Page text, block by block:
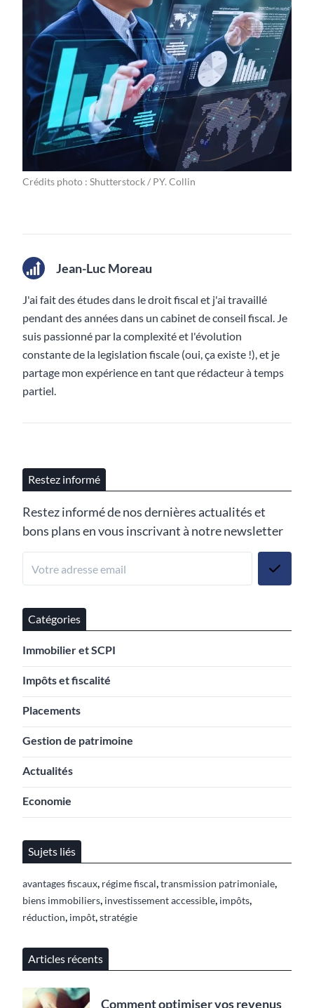
Crédits photo : Shutterstock / PY. Collin
Jean-Luc Moreau
J'ai fait des études dans le droit fiscal et j'ai travaillé
pendant des années dans un cabinet de conseil fiscal. Je
suis passionné par la complexité et l'évolution
constante de la legislation fiscale (oui, ça existe !), et je
partage mon expérience en tant que rédacteur à temps
partiel.
Restez informé
Restez informé de nos dernières actualités et
bons plans en vous inscrivant à notre newsletter
Catégories
Immobilier et SCPI
Impôts et fiscalité
Placements
Gestion de patrimoine
Actualités
Economie
Sujets liés
avantages fiscaux, régime fiscal,transmission patrimoniale,
biens immobiliers, investissement accessible, impôts,
réduction, impôt,stratégie
Articles récents
Comment optimiser vos revenus